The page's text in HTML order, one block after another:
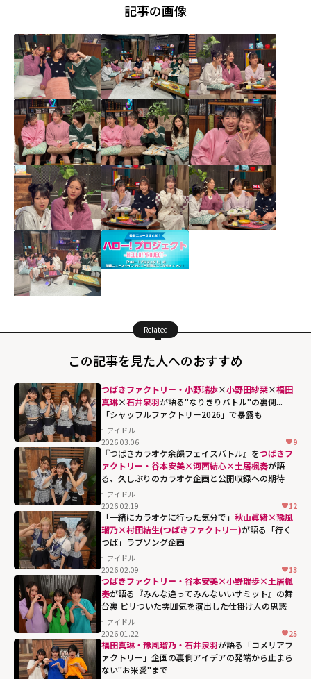
記事の画像
Related
この記事を見た人へのおすすめ
つばきファクトリー・小野瑞歩×小野田紗栞×福田
真琳×石井泉羽が語る"なりきりバトル"の裏側...
「シャッフルファクトリー2026」で暴露も
アイドル
2026.03.06
9
『つばきカラオケ余韻フェイスバトル』をつばきフ
ァクトリー・谷本安美×河西結心×土居楓奏が語
る、久しぶりのカラオケ企画と公開収録への期待
アイドル
2026.02.19
12
「一緒にカラオケに行った気分で」 秋山眞緒×豫風
瑠乃×村田結生(つばきファクトリー)が語る「行く
つば」ラブソング企画
アイドル
2026.02.09
13
つばきファクトリー・谷本安美×小野瑞歩×土居楓
奏が語る『みんな違ってみんないいサミット』の舞
台裏 ピリついた雰囲気を演出した仕掛け人の思惑
アイドル
2026.01.22
25
福田真琳・豫風瑠乃・石井泉羽が語る「コメリアフ
ァクトリー」企画の裏側――アイデアの発端から止まら
ない"お米愛"まで